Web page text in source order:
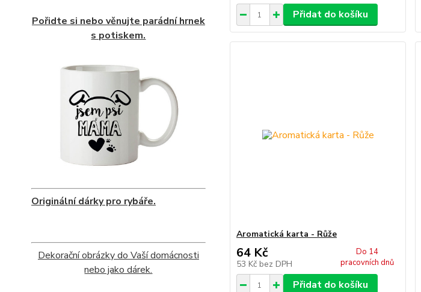
Pořidte si nebo věnujte parádní hrnek
s potiskem.
Originální dárky pro rybáře.
Dekorační obrázky do Vaší domácnosti
nebo jako dárek.
Přidat do košíku
Aromatická karta - Růže
64 Kč
53 Kč bez DPH
Do 14
pracovních dnů
Přidat do košíku